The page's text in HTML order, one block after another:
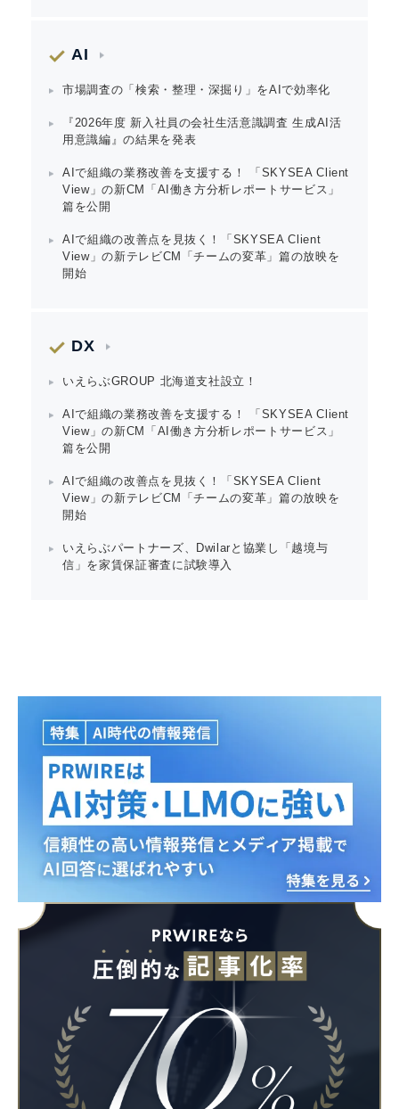
AI
市場調査の「検索・整理・深掘り」をAIで効率化
『2026年度 新入社員の会社生活意識調査 生成AI活
用意識編』の結果を発表
AIで組織の業務改善を支援する！ 「SKYSEA Client
View」の新CM「AI働き方分析レポートサービス」
篇を公開
AIで組織の改善点を見抜く！「SKYSEA Client
View」の新テレビCM「チームの変革」篇の放映を
開始
DX
いえらぶGROUP 北海道支社設立！
AIで組織の業務改善を支援する！ 「SKYSEA Client
View」の新CM「AI働き方分析レポートサービス」
篇を公開
AIで組織の改善点を見抜く！「SKYSEA Client
View」の新テレビCM「チームの変革」篇の放映を
開始
いえらぶパートナーズ、Dwilarと協業し「越境与
信」を家賃保証審査に試験導入